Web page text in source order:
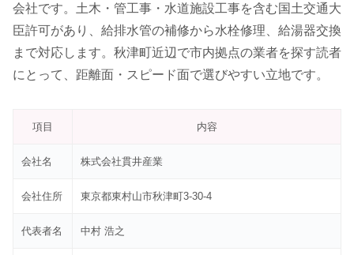
会社です。土木・管工事・水道施設工事を含む国土交通大
臣許可があり、給排水管の補修から水栓修理、給湯器交換
まで対応します。秋津町近辺で市内拠点の業者を探す読者
にとって、距離面・スピード面で選びやすい立地です。
項目 内容
会社名 株式会社貫井産業
会社住所 東京都東村山市秋津町3-30-4
代表者名 中村 浩之